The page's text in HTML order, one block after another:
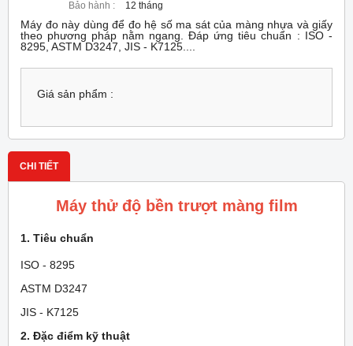
Bảo hành :
12 tháng
Máy đo này dùng để đo hệ số ma sát của màng nhựa và giấy
theo phương pháp nằm ngang. Đáp ứng tiêu chuẩn : ISO -
8295, ASTM D3247, JIS - K7125....
Giá sản phẩm :
CHI TIẾT
Máy thử độ bền trượt màng film
1. Tiêu chuẩn
ISO - 8295
ASTM D3247
JIS - K7125
2. Đặc điểm kỹ thuật